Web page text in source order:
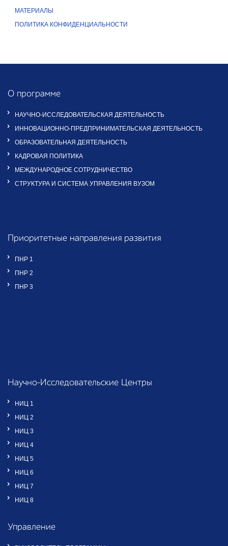
МАТЕРИАЛЫ
ПОЛИТИКА КОНФИДЕНЦИАЛЬНОСТИ
О программе
НАУЧНО-ИССЛЕДОВАТЕЛЬСКАЯ ДЕЯТЕЛЬНОСТЬ
ИННОВАЦИОННО-ПРЕДПРИНИМАТЕЛЬСКАЯ ДЕЯТЕЛЬНОСТЬ
ОБРАЗОВАТЕЛЬНАЯ ДЕЯТЕЛЬНОСТЬ
КАДРОВАЯ ПОЛИТИКА
МЕЖДУНАРОДНОЕ СОТРУДНИЧЕСТВО
СТРУКТУРА И СИСТЕМА УПРАВЛЕНИЯ ВУЗОМ
Приоритетные направления развития
ПНР 1
ПНР 2
ПНР 3
Научно-Исследовательские Центры
НИЦ 1
НИЦ 2
НИЦ 3
НИЦ 4
НИЦ 5
НИЦ 6
НИЦ 7
НИЦ 8
Управление